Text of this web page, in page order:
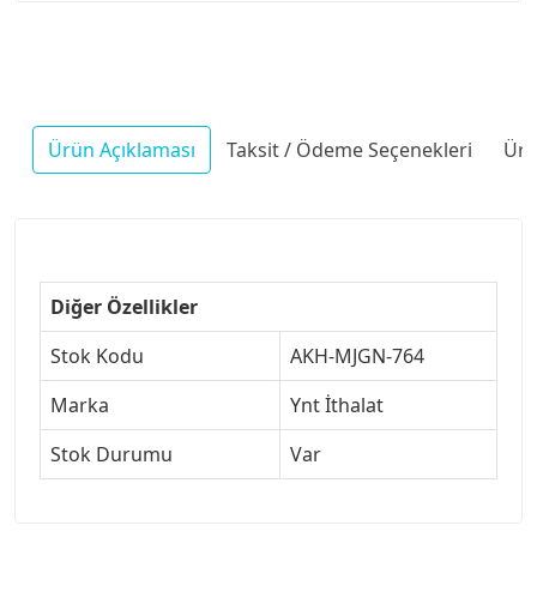
Ürün Açıklaması Taksit / Ödeme Seçenekleri
Diğer Özellikler
Stok Kodu
AKH-MJGN-764
Marka
Ynt İthalat
Stok Durumu
Var